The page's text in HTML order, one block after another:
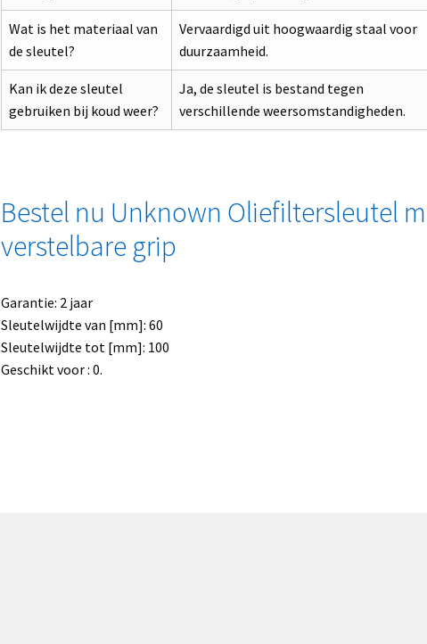
Wat is het materiaal van
de sleutel?
Vervaardigd uit hoogwaardig staal voor
duurzaamheid.
Kan ik deze sleutel
gebruiken bij koud weer?
Ja, de sleutel is bestand tegen
verschillende weersomstandigheden.
Bestel nu Unknown Oliefiltersleutel
verstelbare grip
Garantie: 2 jaar
Sleutelwijdte van [mm]: 60
Sleutelwijdte tot [mm]: 100
Geschikt voor : 0.